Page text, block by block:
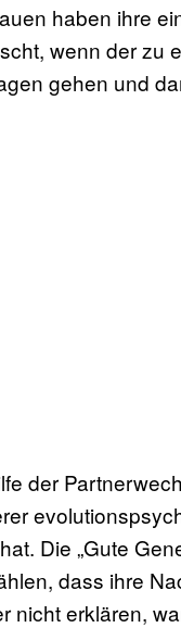
haben ihre
wenn der zu
gehen und
der
Die „Gute
dass ihre
nicht erklären,